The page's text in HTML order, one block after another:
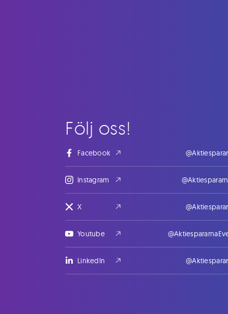
Följ oss!
Facebook
Instagram
X
Youtube
LinkedIn